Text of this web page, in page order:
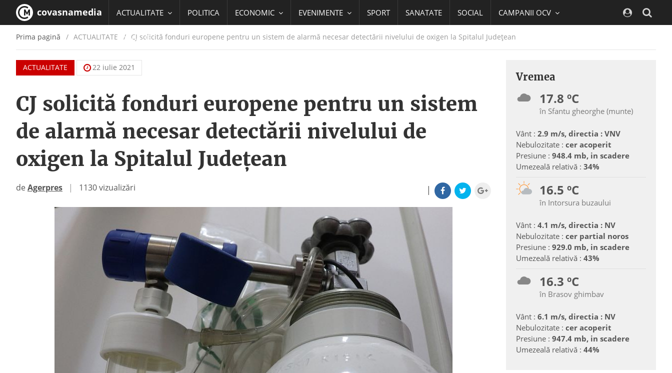
covasnamedia ACTUALITATE POLITICA ECONOMIC EVENIMENTE SPORT SANATATE SOCIAL CAMPANII OCV
EDUCATIE
Prima pagină ACTUALITATE / CJ solicită fonduri europene pentru un sistem de alarmă necesar detectării nivelului de oxigen la Spitalul Judeţean
ACTUALITATE 22 iulie 2021
CJ solicită fonduri europene pentru un sistem
de alarmă necesar detectării nivelului de
oxigen la Spitalul Judeţean
|
deAgerpres | 1130 vizualizări
Vremea
17.8 ºC
în Sfantu gheorghe (munte)
Vânt : 2.9 m/s, directia : VNV
Nebulozitate : cer acoperit
Presiune : 948.4 mb, in scadere
Umezeală relativă : 34%
16.5 ºC
în Intorsura buzaului
Vânt : 4.1 m/s, directia : NV
Nebulozitate : cer partial noros
Presiune : 929.0 mb, in scadere
Umezeală relativă : 43%
16.3 ºC
în Brasov ghimbav
Vânt : 6.1 m/s, directia : NV
Nebulozitate : cer acoperit
Presiune : 947.4 mb, in scadere
Umezeală relativă : 44%